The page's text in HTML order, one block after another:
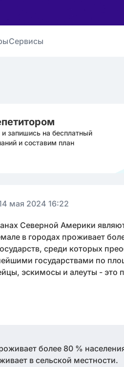
Сервисы
запишись на бесплатный
и составим план
мая 2024 16:22
Северной Америки
в городах проживает
среди которых
государствами по
эскимосы и алеуты - это
более 80 %
в сельской местности.